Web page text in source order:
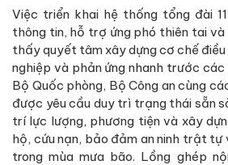
Việc triển khai hệ thống tổng đài
thông tin, hỗ trợ ứng phó thiên tai và
thấy quyết tâm xây dựng cơ chế điều
nghiệp và phản ứng nhanh trước
Bộ Quốc phòng, Bộ Công an cùng
được yêu cầu duy trì trạng thái sẵn
trí lực lượng, phương tiện và xây
hộ, cứu nạn, bảo đảm an ninh trật tự
trong mùa mưa bão. Lồng ghép